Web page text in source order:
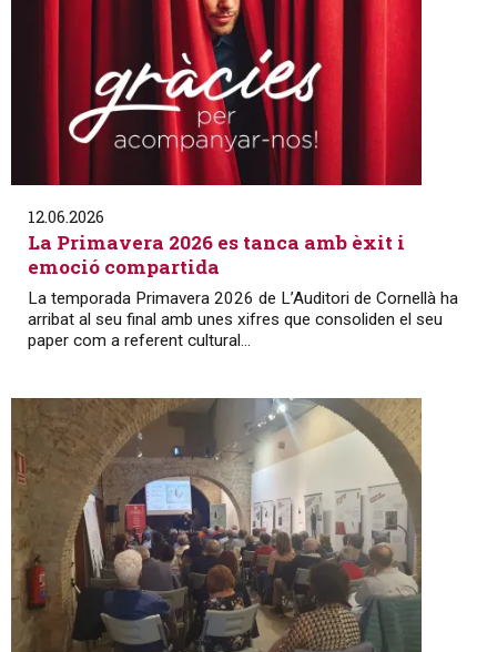
12.06.2026
La Primavera 2026 es tanca amb èxit i
emoció compartida
La temporada Primavera 2026 de L’Auditori de Cornellà ha
arribat al seu final amb unes xifres que consoliden el seu
paper com a referent cultural...